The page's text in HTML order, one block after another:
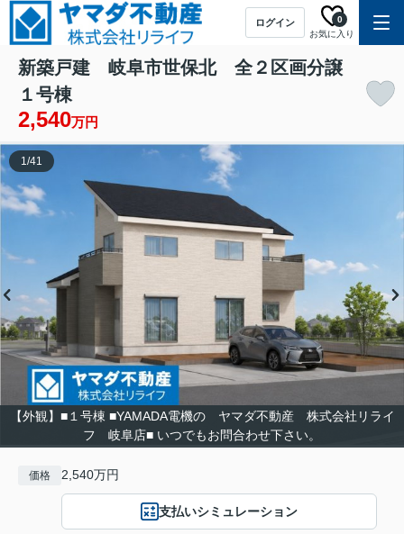
ログイン
お気に入り
0
新築戸建 岐阜市世保北 全２区画分譲
１号棟
2,540万円
【外観】■１号棟 ■YAMADA電機の ヤマダ不動産 株式会社リライ
フ 岐阜店■ いつでもお問合わせ下さい。
1/41
価格 2,540万円
支払いシミュレーション